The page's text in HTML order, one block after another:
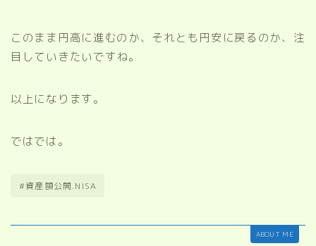
このまま円高に進むのか、それとも円安に戻るのか、注
目していきたいですね。
以上になります。
ではでは。
#資産額公開.NISA
ABOUT ME